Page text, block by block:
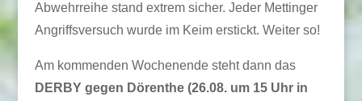
Abwehrreihe stand extrem sicher. Jeder Mettinger
Angriffsversuch wurde im Keim erstickt. Weiter so!
Am kommenden Wochenende steht dann das
DERBY gegen Dörenthe (26.08. um 15 Uhr in